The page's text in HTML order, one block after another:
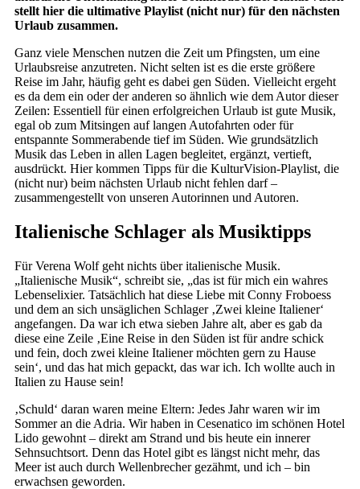
stellt hier die ultimative Playlist (nicht nur) für den nächsten
Urlaub zusammen.
Ganz viele Menschen nutzen die Zeit um Pfingsten, um eine
Urlaubsreise anzutreten. Nicht selten ist es die erste größere
Reise im Jahr, häufig geht es dabei gen Süden. Vielleicht ergeht
es da dem ein oder der anderen so ähnlich wie dem Autor dieser
Zeilen: Essentiell für einen erfolgreichen Urlaub ist gute Musik,
egal ob zum Mitsingen auf langen Autofahrten oder für
entspannte Sommerabende tief im Süden. Wie grundsätzlich
Musik das Leben in allen Lagen begleitet, ergänzt, vertieft,
ausdrückt. Hier kommen Tipps für die KulturVision-Playlist, die
(nicht nur) beim nächsten Urlaub nicht fehlen darf –
zusammengestellt von unseren Autorinnen und Autoren.
Italienische Schlager als Musiktipps
Für Verena Wolf geht nichts über italienische Musik.
„Italienische Musik“, schreibt sie, „das ist für mich ein wahres
Lebenselixier. Tatsächlich hat diese Liebe mit Conny Froboess
und dem an sich unsäglichen Schlager ‚Zwei kleine Italiener‘
angefangen. Da war ich etwa sieben Jahre alt, aber es gab da
diese eine Zeile ‚Eine Reise in den Süden ist für andre schick
und fein, doch zwei kleine Italiener möchten gern zu Hause
sein‘, und das hat mich gepackt, das war ich. Ich wollte auch in
Italien zu Hause sein!
‚Schuld‘ daran waren meine Eltern: Jedes Jahr waren wir im
Sommer an die Adria. Wir haben in Cesenatico im schönen Hotel
Lido gewohnt – direkt am Strand und bis heute ein innerer
Sehnsuchtsort. Denn das Hotel gibt es längst nicht mehr, das
Meer ist auch durch Wellenbrecher gezähmt, und ich – bin
erwachsen geworden.